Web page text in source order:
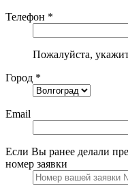
Телефон *
Пожалуйста,
Город *
Email
Если Вы ранее делали
номер заявки